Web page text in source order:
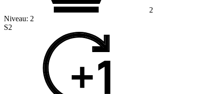
2
Niveau: 2
S2